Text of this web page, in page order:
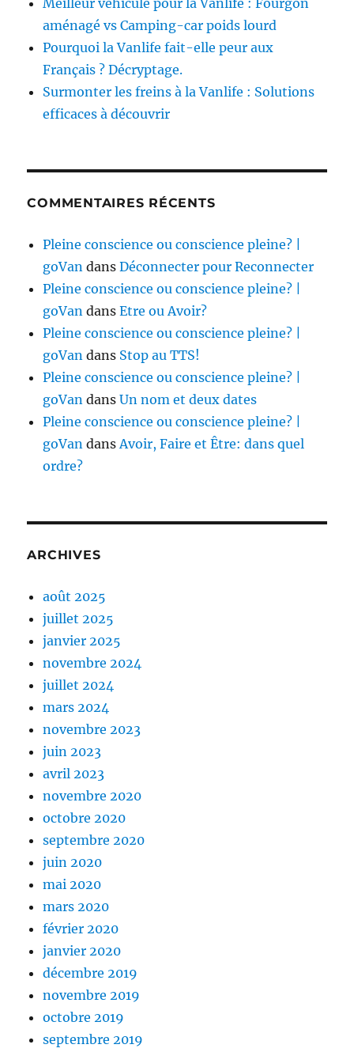
aménagé vs Camping-car poids lourd
Pourquoi la Vanlife fait-elle peur aux
Français ? Décryptage.
Surmonter les freins à la Vanlife : Solutions
efficaces à découvrir
COMMENTAIRES RÉCENTS
Pleine conscience ou conscience pleine? |
goVan dansDéconnecter pour Reconnecter
Pleine conscience ou conscience pleine? |
goVan dansEtre ou Avoir?
Pleine conscience ou conscience pleine? |
goVan dans Stop au TTS!
Pleine conscience ou conscience pleine? |
goVan dansUn nom et deux dates
Pleine conscience ou conscience pleine? |
goVan dans Avoir, Faire et Être: dans quel
ordre?
ARCHIVES
août 2025
juillet 2025
janvier 2025
novembre 2024
juillet 2024
mars 2024
novembre 2023
juin 2023
avril 2023
novembre 2020
octobre 2020
septembre 2020
juin 2020
mai 2020
mars 2020
février 2020
janvier 2020
décembre 2019
novembre 2019
octobre 2019
septembre 2019